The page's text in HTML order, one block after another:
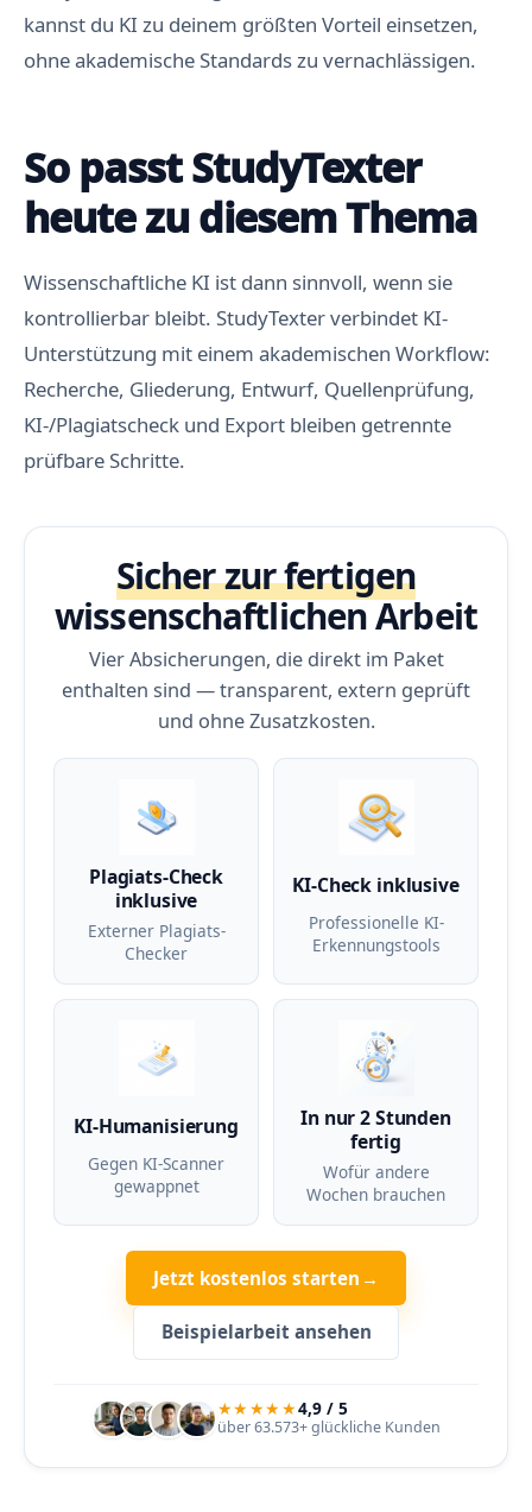
kannst du KI zu deinem größten Vorteil einsetzen,
ohne akademische Standards zu vernachlässigen.
So passt StudyTexter
heute zu diesem Thema
Wissenschaftliche KI ist dann sinnvoll, wenn sie
kontrollierbar bleibt. StudyTexter verbindet KI-
Unterstützung mit einem akademischen Workflow:
Recherche, Gliederung, Entwurf, Quellenprüfung,
KI-/Plagiatscheck und Export bleiben getrennte
prüfbare Schritte.
Sicher zur fertigen
wissenschaftlichen Arbeit
Vier Absicherungen, die direkt im Paket
enthalten sind — transparent, extern geprüft
und ohne Zusatzkosten.
Plagiats-Check
inklusive
Externer Plagiats-
Checker
KI-Check inklusive
Professionelle KI-
Erkennungstools
KI-Humanisierung
Gegen KI-Scanner
gewappnet
In nur 2 Stunden
fertig
Wofür andere
Wochen brauchen
Jetzt kostenlos starten →
Beispielarbeit ansehen
★★★★★4,9 / 5
über 63.573+ glückliche Kunden